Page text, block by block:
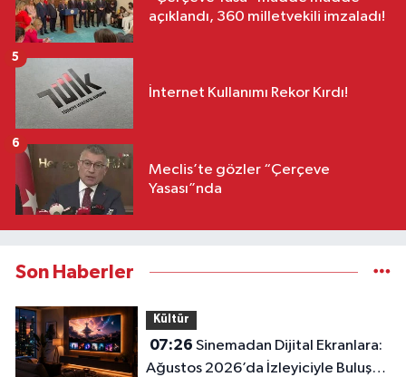
açıklandı, 360 milletvekili imzaladı!
İnternet Kullanımı Rekor Kırdı!
5
Meclis’te gözler “Çerçeve
Yasası”nda
6
Son Haberler
Kültür
07:26
Ağustos 2026’da İzleyiciyle Buluşan